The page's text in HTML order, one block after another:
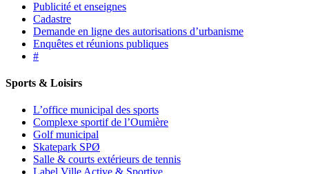
Publicité et enseignes
Cadastre
Demande en ligne des autorisations d’urbanisme
Enquêtes et réunions publiques
#
Sports & Loisirs
L’office municipal des sports
Complexe sportif de l’Oumière
Golf municipal
Skatepark SPØ
Salle & courts extérieurs de tennis